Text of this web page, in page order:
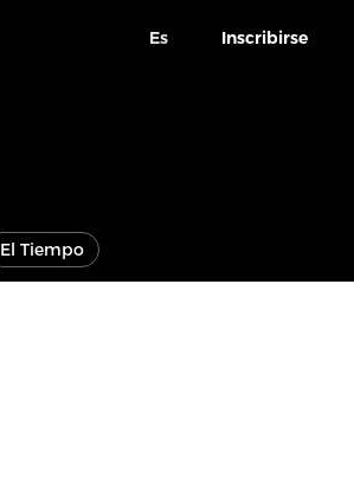
Es Inscribirse
El Tiempo